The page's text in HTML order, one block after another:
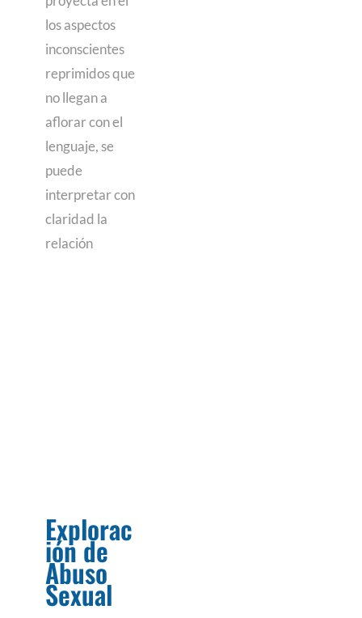
los aspectos
inconscientes
reprimidos que
no llegan a
aflorar con el
lenguaje, se
puede
interpretar con
claridad la
relación
Explorac
ión de
Abuso
Sexual